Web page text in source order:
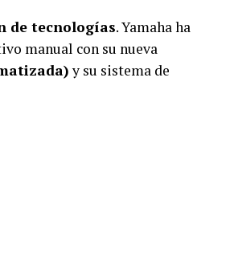
de tecnologías. Yamaha ha
manual con su nueva
y su sistema de